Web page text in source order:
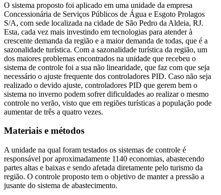
O sistema proposto foi aplicado em uma unidade da empresa
Concessionária de Serviços Públicos de Água e Esgoto Prolagos
S/A, com sede localizada na cidade de São Pedro da Aldeia, RJ.
Esta, cada vez mais investindo em tecnologias para atender à
crescente demanda da região e a maior demanda de todas, que é a
sazonalidade turística. Com a sazonalidade turística da região, um
dos maiores problemas encontrados na unidade que recebeu o
sistema de controle foi a sua não linearidade, que faz com que seja
necessário o ajuste frequente dos controladores PID. Caso não seja
realizado o devido ajuste, controladores PID que gerem bem o
sistema no inverno podem sofrer dificuldades ao realizar o mesmo
controle no verão, visto que em regiões turísticas a população pode
aumentar de três a quatro vezes.
Materiais e métodos
A unidade na qual foram testados os sistemas de controle é
responsável por aproximadamente 1140 economias, abastecendo
partes altas e baixas e sendo afetada diretamente pelo turismo da
região. O controle proposto tem o objetivo de manter a pressão a
jusante do sistema de abastecimento.